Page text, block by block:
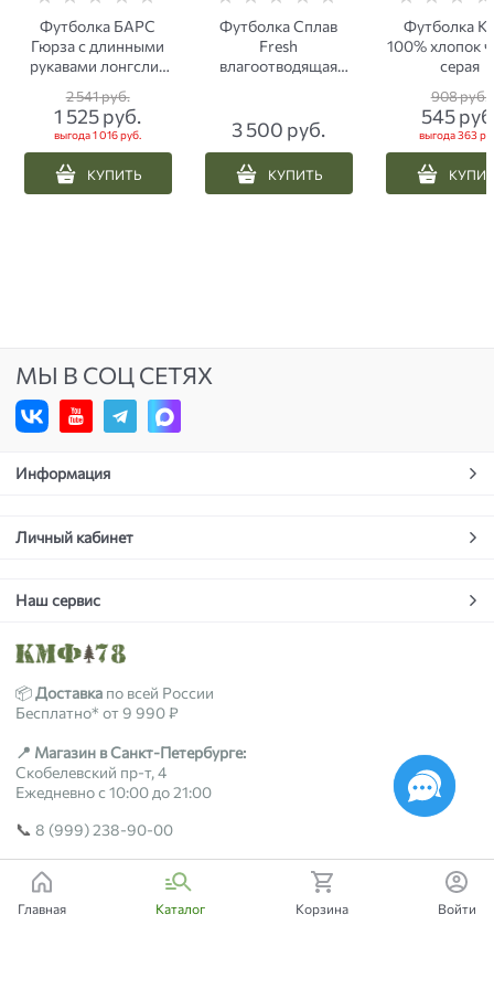
Футболка БАРС
Гюрза с длинными
рукавами лонгслив
2 541 руб.
1 525 руб.
выгода1 016 руб.
КУПИТЬ
Футболка Сплав
Fresh
влагоотводящая
3 500 руб.
КУПИТЬ
Футболка
100% хлопок
серая
908 руб.
545
выгода363
МЫ В СОЦ СЕТЯХ
Информация
Личный кабинет
Наш сервис
📦Доставка по всей России
Бесплатно* от 9 990 ₽
📍 Магазин в Санкт-Петербурге:
Скобелевский пр-т, 4
Ежедневно с 10:00 до 21:00
📞 8 (999) 238-90-00
2018-2026 © kmf78.ru
Главная Каталог Корзина Войти